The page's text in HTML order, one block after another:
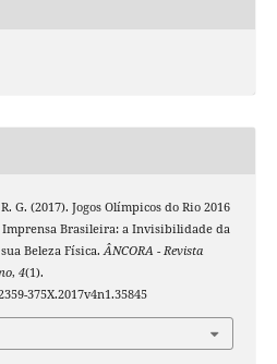
G. (2017). Jogos Olímpicos do Rio 2016
Imprensa Brasileira: a Invisibilidade da
Beleza Física.ÂNCORA - Revista
, 4(1).
375X.2017v4n1.35845